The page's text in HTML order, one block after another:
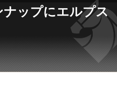
ナップにエルプス